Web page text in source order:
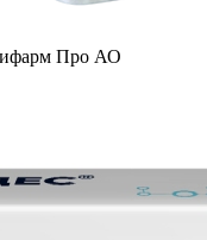
Про АО